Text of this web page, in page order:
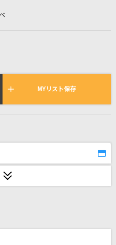
れている曲の一覧
MYリスト保存